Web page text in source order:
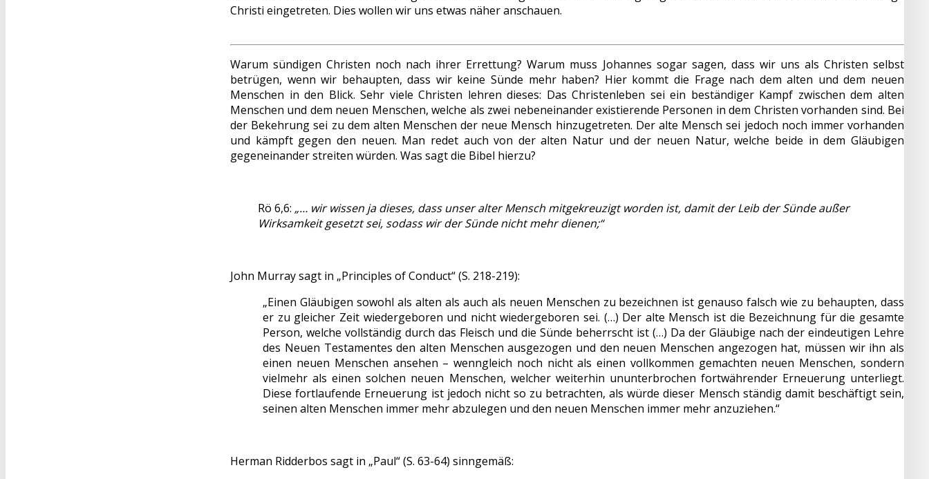
Christi eingetreten. Dies wollen wir uns etwas näher anschauen.
Warum sündigen Christen noch nach ihrer Errettung? Warum muss Johannes sogar sagen, dass wir uns als Christen selbst
betrügen, wenn wir behaupten, dass wir keine Sünde mehr haben? Hier kommt die Frage nach dem alten und dem neuen
Menschen in den Blick. Sehr viele Christen lehren dieses: Das Christenleben sei ein beständiger Kampf zwischen dem alten
Menschen und dem neuen Menschen, welche als zwei nebeneinander existierende Personen in dem Christen vorhanden sind. Bei
der Bekehrung sei zu dem alten Menschen der neue Mensch hinzugetreten. Der alte Mensch sei jedoch noch immer vorhanden
und kämpft gegen den neuen. Man redet auch von der alten Natur und der neuen Natur, welche beide in dem Gläubigen
gegeneinander streiten würden. Was sagt die Bibel hierzu?
Rö 6,6: „… wir wissen ja dieses, dass unser alter Mensch mitgekreuzigt worden ist, damit der Leib der Sünde außer
Wirksamkeit gesetzt sei, sodass wir der Sünde nicht mehr dienen;“
John Murray sagt in „Principles of Conduct“ (S. 218-219):
„Einen Gläubigen sowohl als alten als auch als neuen Menschen zu bezeichnen ist genauso falsch wie zu behaupten, dass
er zu gleicher Zeit wiedergeboren und nicht wiedergeboren sei. (…) Der alte Mensch ist die Bezeichnung für die gesamte
Person, welche vollständig durch das Fleisch und die Sünde beherrscht ist (…) Da der Gläubige nach der eindeutigen Lehre
des Neuen Testamentes den alten Menschen ausgezogen und den neuen Menschen angezogen hat, müssen wir ihn als
einen neuen Menschen ansehen – wenngleich noch nicht als einen vollkommen gemachten neuen Menschen, sondern
vielmehr als einen solchen neuen Menschen, welcher weiterhin ununterbrochen fortwährender Erneuerung unterliegt.
Diese fortlaufende Erneuerung ist jedoch nicht so zu betrachten, als würde dieser Mensch ständig damit beschäftigt sein,
seinen alten Menschen immer mehr abzulegen und den neuen Menschen immer mehr anzuziehen.“
Herman Ridderbos sagt in „Paul“ (S. 63-64) sinngemäß: